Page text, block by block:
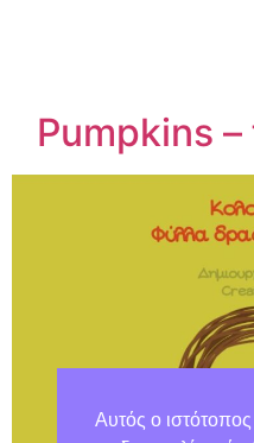
Pumpkins
Αυτός ο